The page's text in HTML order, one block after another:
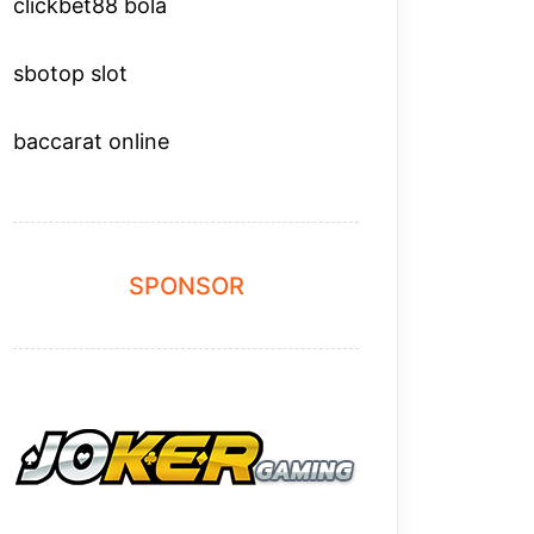
clickbet88 bola
sbotop slot
baccarat online
SPONSOR